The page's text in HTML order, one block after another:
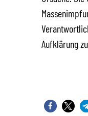
Aufklärung